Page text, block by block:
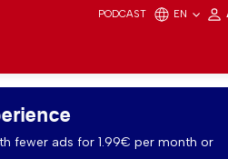
PODCAST EN
fewer ads for 1.99€ per month or